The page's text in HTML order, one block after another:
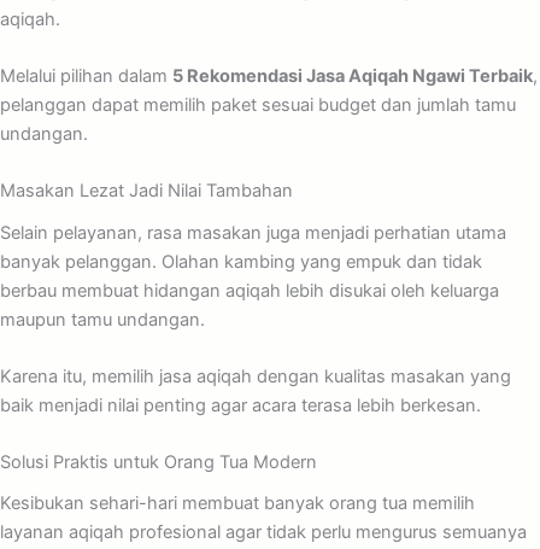
aqiqah.
Melalui pilihan dalam 5 Rekomendasi Jasa Aqiqah Ngawi Terbaik,
pelanggan dapat memilih paket sesuai budget dan jumlah tamu
undangan.
Masakan Lezat Jadi Nilai Tambahan
Selain pelayanan, rasa masakan juga menjadi perhatian utama
banyak pelanggan. Olahan kambing yang empuk dan tidak
berbau membuat hidangan aqiqah lebih disukai oleh keluarga
maupun tamu undangan.
Karena itu, memilih jasa aqiqah dengan kualitas masakan yang
baik menjadi nilai penting agar acara terasa lebih berkesan.
Solusi Praktis untuk Orang Tua Modern
Kesibukan sehari-hari membuat banyak orang tua memilih
layanan aqiqah profesional agar tidak perlu mengurus semuanya